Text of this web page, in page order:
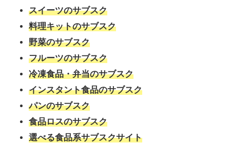
スイーツのサブスク
料理キットのサブスク
野菜のサブスク
フルーツのサブスク
冷凍食品・弁当のサブスク
インスタント食品のサブスク
パンのサブスク
食品ロスのサブスク
選べる食品系サブスクサイト